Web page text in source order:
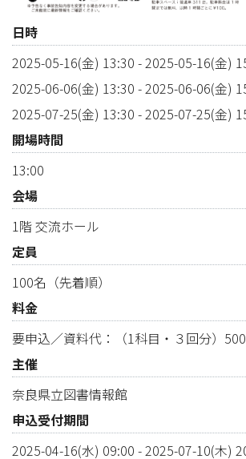
日時
2025-05-16(金) 13:30 -2025-05-16(金)
2025-06-06(金) 13:30 -2025-06-06(金)
2025-07-25(金) 13:30 -2025-07-25(金)
開場時間
13:00
会場
1階 交流ホール
定員
100名（先着順）
料金
要申込／資料代：（1科目・３回分）
主催
奈良県立図書情報館
申込受付期間
2025-04-16(水) 09:00 -2025-07-10(木)